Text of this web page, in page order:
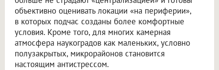
объективно оценивать локации «на периферии»,
в которых подчас созданы более комфортные
условия. Кроме того, для многих камерная
атмосфера наукоградов как маленьких, условно
полузакрытых, микрорайонов становится
настоящим антистрессом.